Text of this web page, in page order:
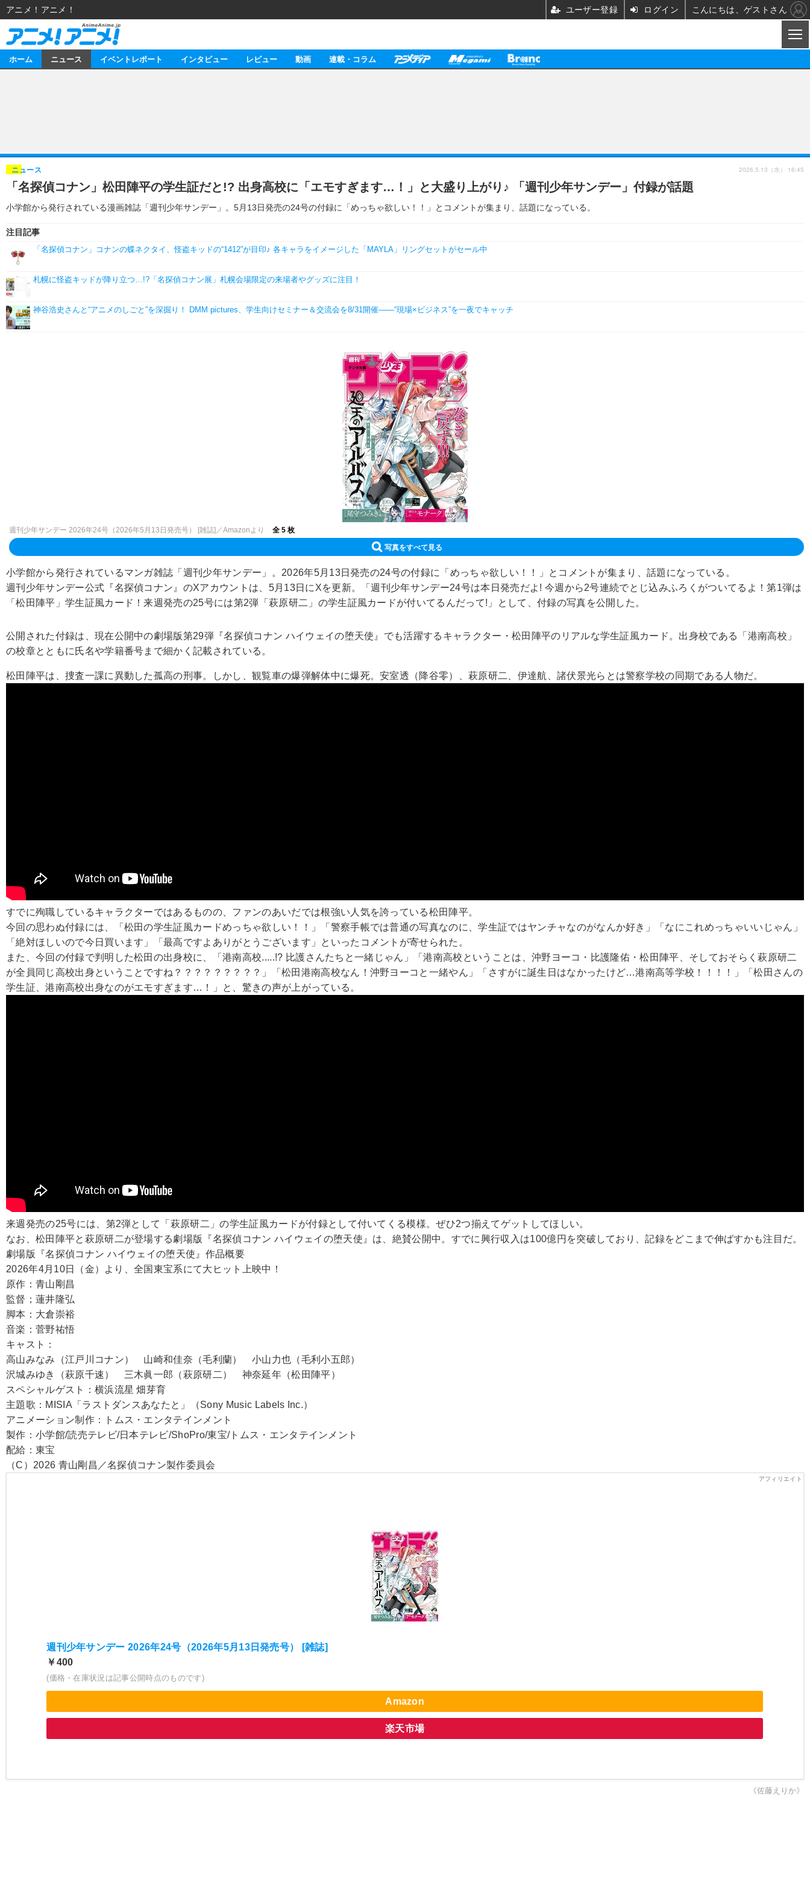
ゲーム グッズ
イベント
海外イベント ビジネス
俳優・タレント アーティスト
ビジネス
アニメ 実写
書評
動画
アニメ 映画/ドラマ
ホーム ニュース イベントレポート インタビュー レビュー 動画 連載・コラム
「名探偵コナン」松田陣平の学生証だと!? 出身高校に「エモすぎます…！」と大盛り上がり♪ 「週刊少年サンデー」付録が話題
小学館から発行されている漫画雑誌「週刊少年サンデー」。5月13日発売の24号の付録に「めっちゃ欲しい！！」とコメントが集まり、話題になっている。
ニュース
注目記事
「名探偵コナン」コナンの蝶ネクタイ、怪盗キッドの“1412”が目印♪ 各キャラをイメージした「MAYLA」リングセットがセール中
札幌に怪盗キッドが降り立つ…!?「名探偵コナン展」札幌会場限定の来場者やグッズに注目！
神谷浩史さんと“アニメのしごと”を深掘り！ DMM pictures、学生向けセミナー＆交流会を8/31開催――“現場×ビジネス”を一夜でキャッチ
2026.5.13（水） 16:45
週刊少年サンデー 2026年24号（2026年5月13日発売号） [雑誌]／Amazonより 全 5 枚
写真をすべて見る
小学館から発行されているマンガ雑誌「週刊少年サンデー」。2026年5月13日発売の24号の付録に「めっちゃ欲しい！！」とコメントが集まり、話題になっている。
週刊少年サンデー公式『名探偵コナン』のXアカウントは、5月13日にXを更新。「週刊少年サンデー24号は本日発売だよ! 今週から2号連続でとじ込みふろくがついてるよ！第1弾は
「松田陣平」学生証風カード！来週発売の25号には第2弾「萩原研二」の学生証風カードが付いてるんだって!」として、付録の写真を公開した。
公開された付録は、現在公開中の劇場版第29弾『名探偵コナン ハイウェイの堕天使』でも活躍するキャラクター・松田陣平のリアルな学生証風カード。出身校である「港南高校」
の校章とともに氏名や学籍番号まで細かく記載されている。
松田陣平は、捜査一課に異動した孤高の刑事。しかし、観覧車の爆弾解体中に爆死。安室透（降谷零）、萩原研二、伊達航、諸伏景光らとは警察学校の同期である人物だ。
すでに殉職しているキャラクターではあるものの、ファンのあいだでは根強い人気を誇っている松田陣平。
今回の思わぬ付録には、「松田の学生証風カードめっちゃ欲しい！！」「警察手帳では普通の写真なのに、学生証ではヤンチャなのがなんか好き」「なにこれめっちゃいいじゃん」
「絶対ほしいので今日買います」「最高ですよありがとうございます」といったコメントが寄せられた。
また、今回の付録で判明した松田の出身校に、「港南高校.....!? 比護さんたちと一緒じゃん」「港南高校ということは、沖野ヨーコ・比護隆佑・松田陣平、そしておそらく萩原研二
が全員同じ高校出身ということですね？？？？？？？？？」「松田港南高校なん！沖野ヨーコと一緒やん」「さすがに誕生日はなかったけど…港南高等学校！！！！」「松田さんの
学生証、港南高校出身なのがエモすぎます…！」と、驚きの声が上がっている。
来週発売の25号には、第2弾として「萩原研二」の学生証風カードが付録として付いてくる模様。ぜひ2つ揃えてゲットしてほしい。
なお、松田陣平と萩原研二が登場する劇場版『名探偵コナン ハイウェイの堕天使』は、絶賛公開中。すでに興行収入は100億円を突破しており、記録をどこまで伸ばすかも注目だ。
劇場版『名探偵コナン ハイウェイの堕天使』作品概要
2026年4月10日（金）より、全国東宝系にて大ヒット上映中！
原作：青山剛昌
監督；蓮井隆弘
脚本：大倉崇裕
音楽：菅野祐悟
キャスト：
高山みなみ（江戸川コナン） 山崎和佳奈（毛利蘭） 小山力也（毛利小五郎）
沢城みゆき（萩原千速） 三木眞一郎（萩原研二） 神奈延年（松田陣平）
スペシャルゲスト：横浜流星 畑芽育
主題歌：MISIA「ラストダンスあなたと」（Sony Music Labels Inc.）
アニメーション制作：トムス・エンタテインメント
製作：小学館/読売テレビ/日本テレビ/ShoPro/東宝/トムス・エンタテインメント
配給：東宝
（C）2026 青山剛昌／名探偵コナン製作委員会
週刊少年サンデー 2026年24号（2026年5月13日発売号） [雑誌]
￥400
(価格・在庫状況は記事公開時点のものです)
Amazon
楽天市場
《佐藤えりか》
アニメ！アニメ！ ユーザー登録 ログイン こんにちは、ゲストさん